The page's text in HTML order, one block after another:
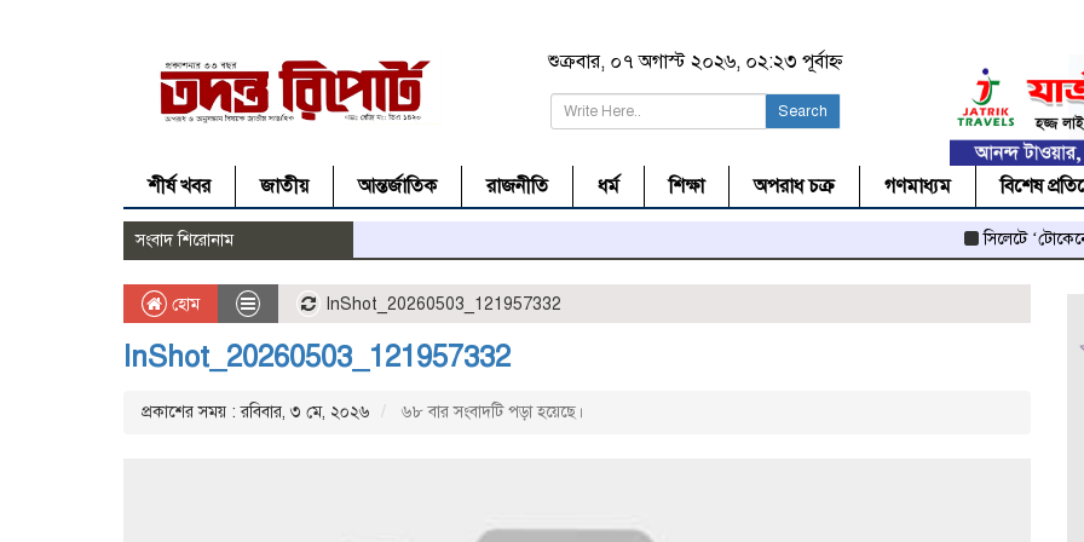
শুক্রবার, ০৭ অগাস্ট ২০২৬, ০২:২৩ পূর্বাহ্ন
Search
শীর্ষ খবর জাতীয় আন্তর্জাতিক রাজনীতি ধর্ম শিক্ষা অপরাধ চক্র গণমাধ্যম বিশেষ
সংবাদ শিরোনাম সিলেটে ‘টোকেনে’
হোম InShot_20260503_121957332
InShot_20260503_121957332
প্রকাশের সময় : রবিবার, ৩ মে, ২০২৬ ৬৮ বার সংবাদটি পড়া হয়েছে।